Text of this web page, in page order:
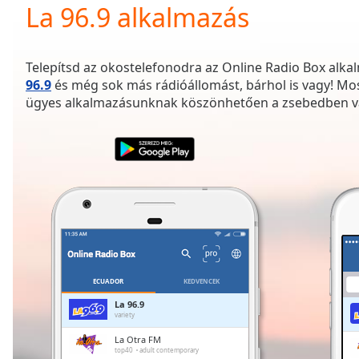
Current
Time0:00
Duration -:-
Loaded:
0.00%
Remaining
La 96.9 alkalmazás
Telepítsd az okostelefonodra az Online Radio Box
96.9 és még sok más rádióállomást, bárhol is vagy!
ügyes alkalmazásunknak köszönhetően a zsebedben
ECUADOR KEDVENCEK
La 96.9
variety
La Otra FM
top40 adult contemporary